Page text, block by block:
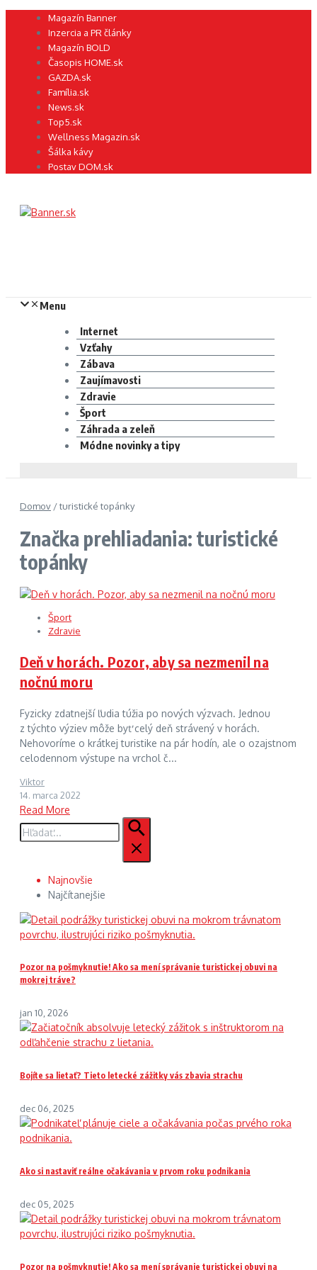
Preskočiť Magazín Banner
Inzercia a PR články
Magazín BOLD
Časopis HOME.sk
GAZDA.sk
Família.sk
News.sk
Top5.sk
Wellness Magazin.sk
Šálka kávy
Postav DOM.sk
Menu
Internet
Vzťahy
Zábava
Zaujímavosti
Zdravie
Šport
Záhrada a zeleň
Módne novinky a tipy
Domov /turistické topánky
Značka prehliadania: turistické
topánky
Šport
Zdravie
Deň v horách. Pozor, aby sa nezmenil na
nočnú moru
Fyzicky zdatnejší ľudia túžia po nových výzvach. Jednou
z týchto výziev môže byť celý deň strávený v horách.
Nehovoríme o krátkej turistike na pár hodín, ale o ozajstnom
celodennom výstupe na vrchol č...
Viktor
14. marca 2022
Read More
Hľadať:
Najnovšie
Najčítanejšie
Pozor na pošmyknutie! Ako sa mení správanie turistickej obuvi na
mokrej tráve?
jan 10, 2026
Bojíte sa lietať? Tieto letecké zážitky vás zbavia strachu
dec 06, 2025
Ako si nastaviť reálne očakávania v prvom roku podnikania
dec 05, 2025
Pozor na pošmyknutie! Ako sa mení správanie turistickej obuvi na